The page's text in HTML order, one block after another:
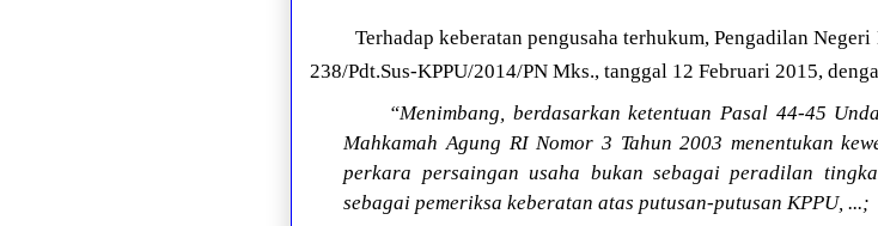
Terhadap keberatan pengusaha terhukum, Pengadilan
238/Pdt.Sus-KPPU/2014/PN Mks., tanggal 12 Februari 2015,
“Menimbang, berdasarkan ketentuan Pasal 44-45
Mahkamah Agung RI Nomor 3 Tahun 2003 menentukan
perkara persaingan usaha bukan sebagai peradilan
sebagai pemeriksa keberatan atas putusan-putusan KPPU, ...;